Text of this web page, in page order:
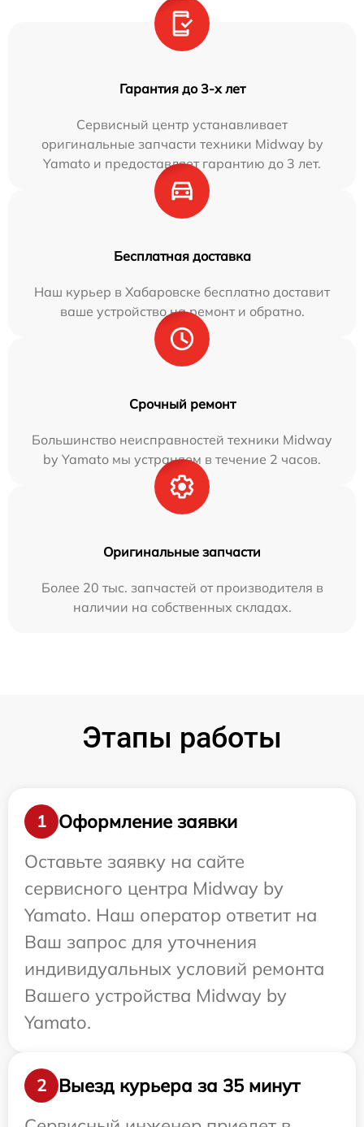
Гарантия до 3-х лет
Сервисный центр устанавливает
оригинальные запчасти техники Midway by
Yamato и предоставляет гарантию до 3 лет.
Бесплатная доставка
Наш курьер в Хабаровске бесплатно доставит
ваше устройство на ремонт и обратно.
Срочный ремонт
Большинство неисправностей техники Midway
by Yamato мы устраняем в течение 2 часов.
Оригинальные запчасти
Более 20 тыс. запчастей от производителя в
наличии на собственных складах.
Этапы работы
1
Оформление заявки
Оставьте заявку на сайте
сервисного центра Midway by
Yamato. Наш оператор ответит на
Ваш запрос для уточнения
индивидуальных условий ремонта
Вашего устройства Midway by
Yamato.
2
Выезд курьера за 35 минут